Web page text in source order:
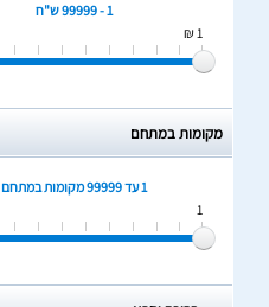
1 - 99999 ש"ח
1 ₪
מקומות במתחם
1 עד 99999
מקומות במתחם
1